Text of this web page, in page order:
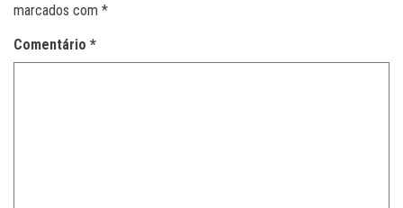
marcados com *
Comentário *